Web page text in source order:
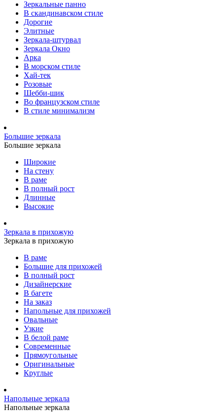
Зеркальные панно
В скандинавском стиле
Дорогие
Элитные
Зеркала-штурвал
Зеркала Окно
Арка
В морском стиле
Хай-тек
Розовые
Шебби-шик
Во французском стиле
В стиле минимализм
Большие зеркала
Большие зеркала
Широкие
На стену
В раме
В полный рост
Длинные
Высокие
Зеркала в прихожую
Зеркала в прихожую
В раме
Большие для прихожей
В полный рост
Дизайнерские
В багете
На заказ
Напольные для прихожей
Овальные
Узкие
В белой раме
Современные
Прямоугольные
Оригинальные
Круглые
Напольные зеркала
Напольные зеркала